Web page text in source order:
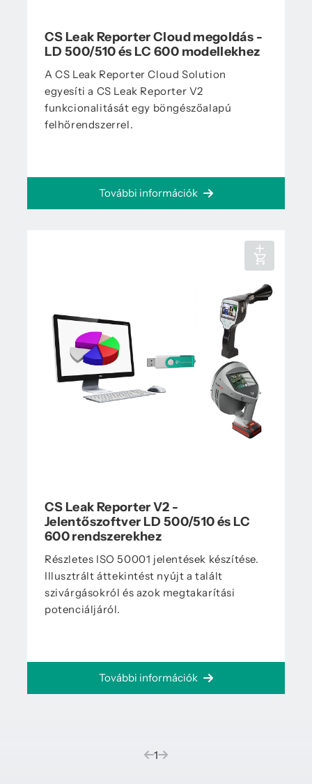
CS Leak Reporter Cloud megoldás -
LD 500/510 és LC 600 modellekhez
A CS Leak Reporter Cloud Solution
egyesíti a CS Leak Reporter V2
funkcionalitását egy böngészőalapú
felhőrendszerrel.
További információk
CS Leak Reporter V2 -
Jelentőszoftver LD 500/510 és LC
600 rendszerekhez
Részletes ISO 50001 jelentések készítése.
Illusztrált áttekintést nyújt a talált
szivárgásokról és azok megtakarítási
potenciáljáról.
További információk
1(current)